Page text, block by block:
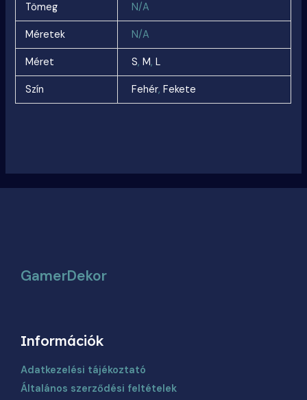
Tömeg N/A
Méretek N/A
Méret S, M, L
Szín Fehér, Fekete
GamerDekor
Információk
Adatkezelési tájékoztató
Általános szerződési feltételek